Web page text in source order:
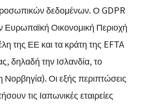
δεδομένων. Ο GDPR
Ευρωπαϊκή Οικονομική Περιοχή
της ΕΕ και τα κράτη της EFTA
δηλαδή την Ισλανδία, το
Νορβηγία). Οι εξής περιπτώσεις
τις Ιαπωνικές εταιρείες